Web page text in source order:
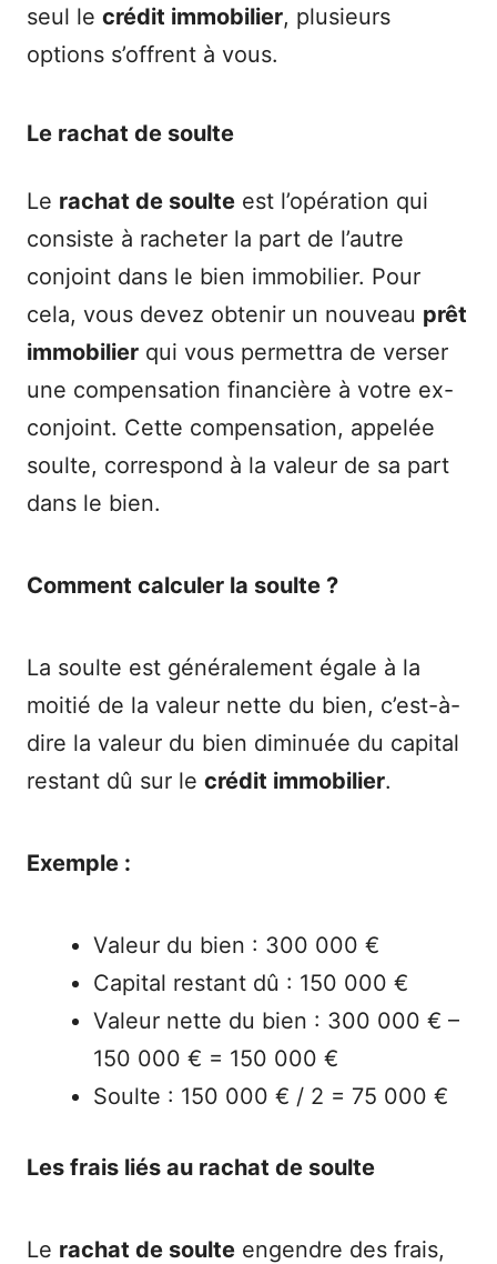
seul le crédit immobilier, plusieurs
options s’offrent à vous.
Le rachat de soulte
Le rachat de soulte est l’opération qui
consiste à racheter la part de l’autre
conjoint dans le bien immobilier. Pour
cela, vous devez obtenir un nouveau prêt
immobilier qui vous permettra de verser
une compensation financière à votre ex-
conjoint. Cette compensation, appelée
soulte, correspond à la valeur de sa part
dans le bien.
Comment calculer la soulte ?
La soulte est généralement égale à la
moitié de la valeur nette du bien, c’est-à-
dire la valeur du bien diminuée du capital
restant dû sur le crédit immobilier.
Exemple :
Valeur du bien : 300 000 €
Capital restant dû : 150 000 €
Valeur nette du bien : 300 000 € –
150 000 € = 150 000 €
Soulte : 150 000 € / 2 = 75 000 €
Les frais liés au rachat de soulte
Le rachat de soulte engendre des frais,